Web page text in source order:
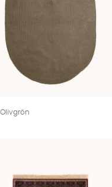
Olivgrön